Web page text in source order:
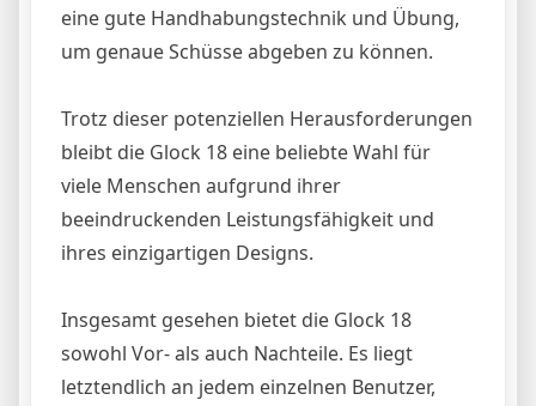
eine gute Handhabungstechnik und Übung,
um genaue Schüsse abgeben zu können.
Trotz dieser potenziellen Herausforderungen
bleibt die Glock 18 eine beliebte Wahl für
viele Menschen aufgrund ihrer
beeindruckenden Leistungsfähigkeit und
ihres einzigartigen Designs.
Insgesamt gesehen bietet die Glock 18
sowohl Vor- als auch Nachteile. Es liegt
letztendlich an jedem einzelnen Benutzer,